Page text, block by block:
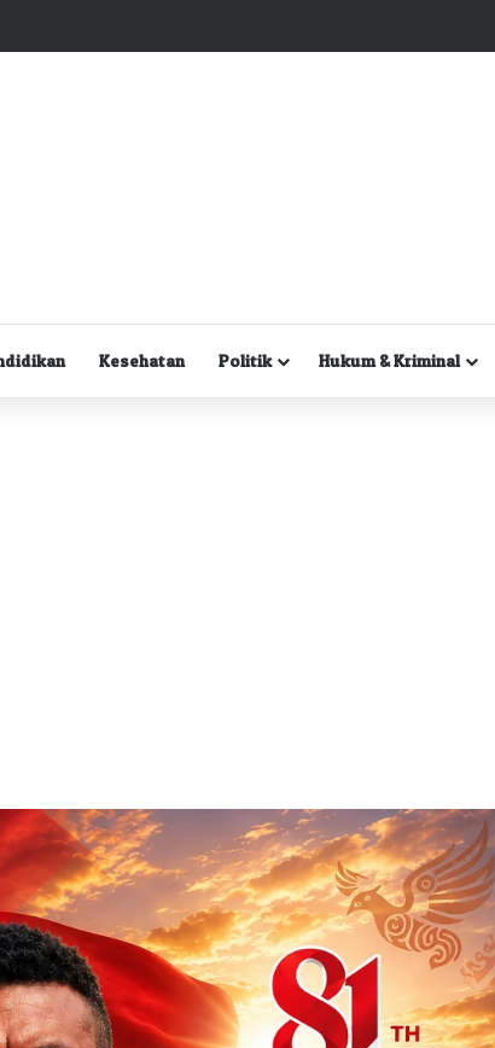
Kesehatan Politik Hukum & Kriminal